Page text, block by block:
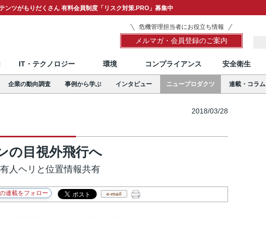
ンツがもりだくさん 有料会員制度「リスク対策.PRO」募集中
危機管理担当者にお役立ち情報
メルマガ・会員登録のご案内
IT・テクノロジー 環境 コンプライアンス 安全衛生
企業の動向調査 事例から学ぶ インタビュー ニュープロダクツ 連載・コラム
2018/03/28
の目視外飛行へ
人ヘリと位置情報共有
e-mail